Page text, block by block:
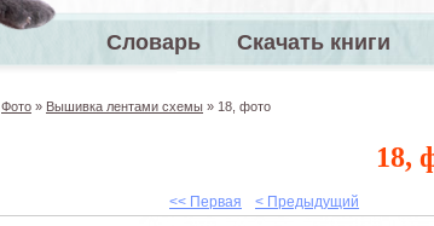
Главное меню
Словарь Скачать книги
Фото » Вышивка лентами схемы » 18, фото
18,
<< Первая < Предыдущий